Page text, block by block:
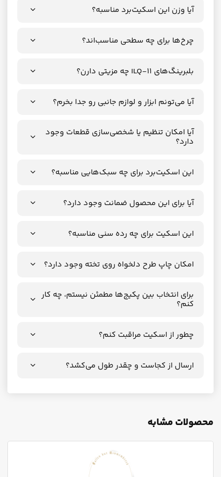
آیا وزن این اسکیت‌برد مناسبه؟
چرخ‌ها برای چه سطحی مناسب‌اند؟
بلبرینگ‌های ILQ-11 چه مزیتی دارن؟
آیا می‌تونم ابزار و لوازم جانبی رو جدا بخرم؟
آیا امکان تنظیم یا شخصی‌سازی قطعات وجود
دارد؟
این اسکیت‌برد برای چه سبک‌هایی مناسبه؟
آیا برای این محصول ضمانت وجود دارد؟
این اسکیت برای چه رده سنی مناسبه؟
امکان چاپ طرح دلخواه روی تخته وجود دارد؟
برای انتخاب بین پکیج‌ها مطمئن نیستم، چه کار
کنم؟
چطور از اسکیت مراقبت کنم؟
ارسال از کجاست و چقدر طول می‌کشد؟
محصولات مشابه